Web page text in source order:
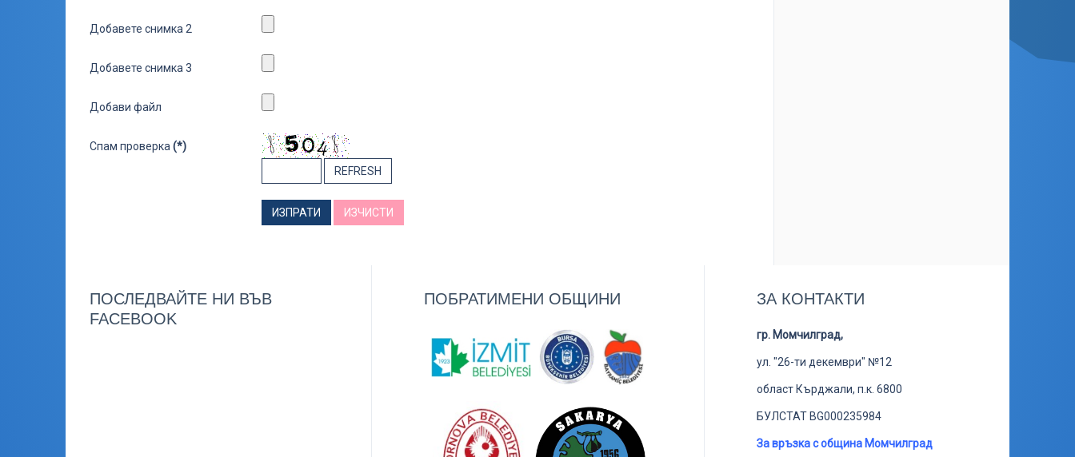
Добавете снимка 2
Добавете снимка 3
Добави файл
Спам проверка (*)
REFRESH
ИЗПРАТИ ИЗЧИСТИ
ПОСЛЕДВАЙТЕ НИ ВЪВ
FACEBOOK
ПОБРАТИМЕНИ ОБЩИНИ ЗА КОНТАКТИ
гр. Момчилград,
ул. "26-ти декември" №12
област Кърджали, п.к. 6800
БУЛСТАТ BG000235984
За връзка с община Момчилград